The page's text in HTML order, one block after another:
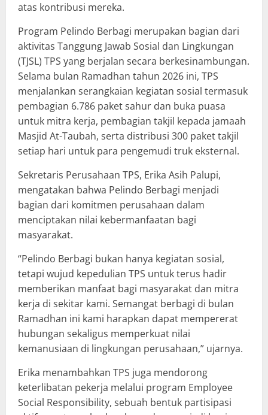
atas kontribusi mereka.
Program Pelindo Berbagi merupakan bagian dari
aktivitas Tanggung Jawab Sosial dan Lingkungan
(TJSL) TPS yang berjalan secara berkesinambungan.
Selama bulan Ramadhan tahun 2026 ini, TPS
menjalankan serangkaian kegiatan sosial termasuk
pembagian 6.786 paket sahur dan buka puasa
untuk mitra kerja, pembagian takjil kepada jamaah
Masjid At-Taubah, serta distribusi 300 paket takjil
setiap hari untuk para pengemudi truk eksternal.
Sekretaris Perusahaan TPS, Erika Asih Palupi,
mengatakan bahwa Pelindo Berbagi menjadi
bagian dari komitmen perusahaan dalam
menciptakan nilai kebermanfaatan bagi
masyarakat.
“Pelindo Berbagi bukan hanya kegiatan sosial,
tetapi wujud kepedulian TPS untuk terus hadir
memberikan manfaat bagi masyarakat dan mitra
kerja di sekitar kami. Semangat berbagi di bulan
Ramadhan ini kami harapkan dapat mempererat
hubungan sekaligus memperkuat nilai
kemanusiaan di lingkungan perusahaan,” ujarnya.
Erika menambahkan TPS juga mendorong
keterlibatan pekerja melalui program Employee
Social Responsibility, sebuah bentuk partisipasi